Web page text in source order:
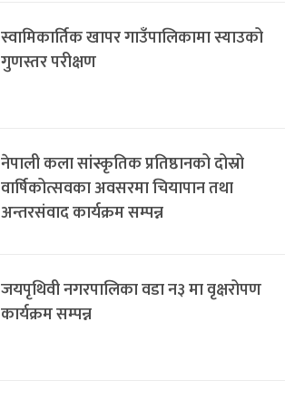
स्वामिकार्तिक खापर गाउँपालिकामा स्याउको
गुणस्तर परीक्षण
नेपाली कला सांस्कृतिक प्रतिष्ठानको दोस्रो
वार्षिकोत्सवका अवसरमा चियापान तथा
अन्तरसंवाद कार्यक्रम सम्पन्न
जयपृथिवी नगरपालिका वडा न३ मा वृक्षरोपण
कार्यक्रम सम्पन्न